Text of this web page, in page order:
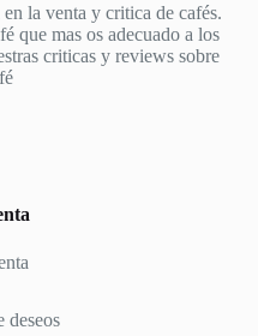
la venta y critica de cafés.
que mas os adecuado a los
criticas y reviews sobre
deseos